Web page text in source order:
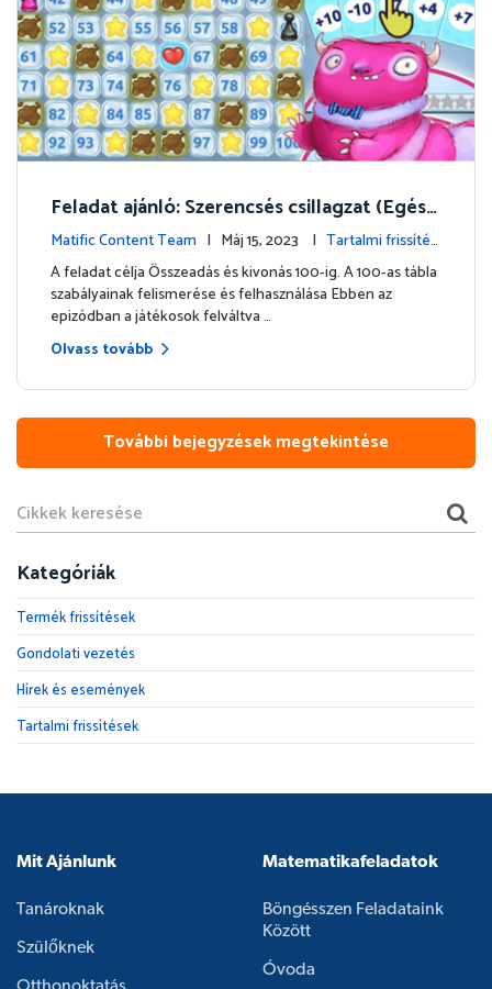
Feladat ajánló: Szerencsés csillagzat (Egész
számok összeadása és kivonása)
Matific Content Team | Máj 15, 2023 | Tartalmi frissítés
ek
A feladat célja Összeadás és kivonás 100-ig. A 100-as tábla
szabályainak felismerése és felhasználása Ebben az
epizódban a játékosok felváltva …
Olvass tovább
További bejegyzések megtekintése
Kategóriák
Termék frissítések
Gondolati vezetés
Hírek és események
Tartalmi frissítések
Mit Ajánlunk
Tanároknak
Szülőknek
Matematikafeladatok
Böngésszen Feladataink
Között
Óvoda